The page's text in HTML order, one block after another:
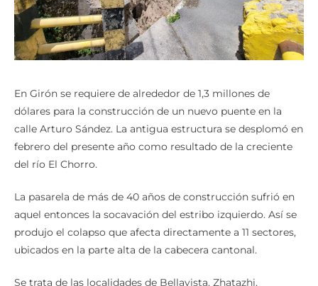
En Girón se requiere de alrededor de 1,3 millones de
dólares para la construcción de un nuevo puente en la
calle Arturo Sández. La antigua estructura se desplomó en
febrero del presente año como resultado de la creciente
del río El Chorro.
La pasarela de más de 40 años de construcción sufrió en
aquel entonces la socavación del estribo izquierdo. Así se
produjo el colapso que afecta directamente a 11 sectores,
ubicados en la parte alta de la cabecera cantonal.
Se trata de las localidades de Bellavista, Zhatazhi,